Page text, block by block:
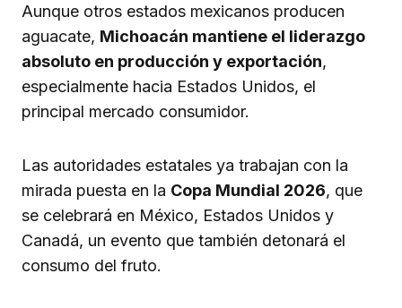
Aunque otros estados mexicanos producen
aguacate, Michoacán mantiene el liderazgo
absoluto en producción y exportación,
especialmente hacia Estados Unidos, el
principal mercado consumidor.
Las autoridades estatales ya trabajan con la
mirada puesta en la Copa Mundial 2026, que
se celebrará en México, Estados Unidos y
Canadá, un evento que también detonará el
consumo del fruto.